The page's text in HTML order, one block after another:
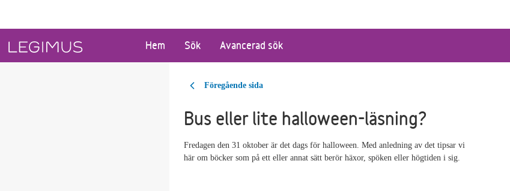
Hem Sök Avancerad sök
Föregående sida
Bus eller lite halloween-läsning?
Fredagen den 31 oktober är det dags för halloween. Med anledning av det tipsar vi
här om böcker som på ett eller annat sätt berör häxor, spöken eller högtiden i sig.